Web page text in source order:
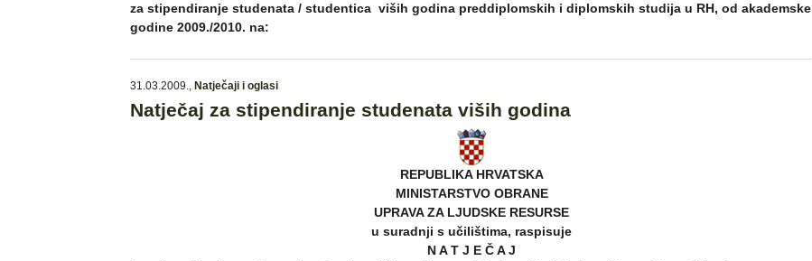
za stipendiranje studenata / studentica viših godina preddiplomskih i diplomskih studija u RH, od akademske
godine 2009./2010. na:
31.03.2009., Natječaji i oglasi
Natječaj za stipendiranje studenata viših godina
REPUBLIKA HRVATSKA
MINISTARSTVO OBRANE
UPRAVA ZA LJUDSKE RESURSE
u suradnji s učilištima, raspisuje
N A T J E Č A J